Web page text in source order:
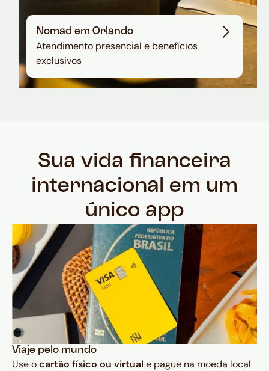
Nomad em Orlando
Atendimento presencial e benefícios
exclusivos
Sua vida financeira
internacional em um
único app
Viaje pelo mundo
Use ocartão físico ou virtual e pague na moeda local